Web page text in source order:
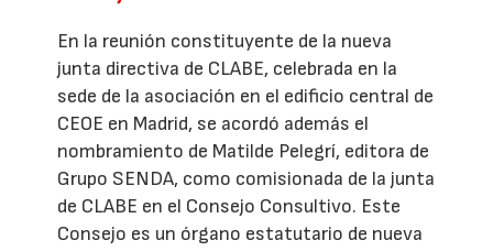
En la reunión constituyente de la nueva
junta directiva de CLABE, celebrada en la
sede de la asociación en el edificio central de
CEOE en Madrid, se acordó además el
nombramiento de Matilde Pelegrí, editora de
Grupo SENDA, como comisionada de la junta
de CLABE en el Consejo Consultivo. Este
Consejo es un órgano estatutario de nueva